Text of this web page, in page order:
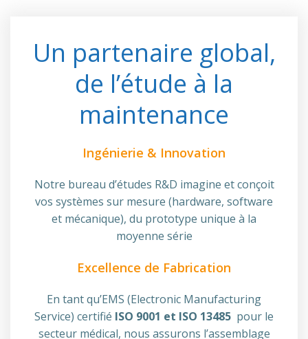
Un partenaire global,
de l’étude à la
maintenance
Ingénierie & Innovation
Notre bureau d’études R&D imagine et conçoit
vos systèmes sur mesure (hardware, software
et mécanique), du prototype unique à la
moyenne série
Excellence de Fabrication
En tant qu’EMS (Electronic Manufacturing
Service) certifié ISO 9001 et ISO 13485 pour le
secteur médical, nous assurons l’assemblage